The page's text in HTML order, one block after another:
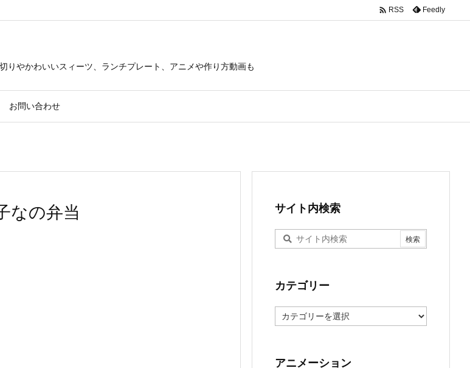
やかわいいスィーツ、ランチプレート、アニメや作り方動画も
お問い合わせ
 RSS Feedly
なの弁当 サイト内検索
カテゴリー
テ
ー
アニメーション